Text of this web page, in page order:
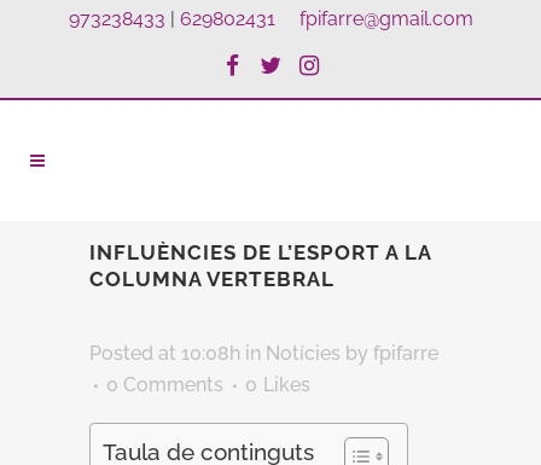
973238433 | 629802431 fpifarre@gmail.com
INFLUÈNCIES DE L’ESPORT A LA
COLUMNA VERTEBRAL
Posted at 10:08h in Notícies by fpifarre
0 Comments
0 Likes
Taula de continguts